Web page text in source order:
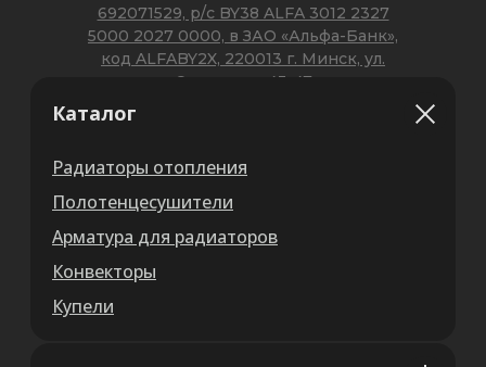
Каталог
Радиаторы отопления
Полотенцесушители
Арматура для радиаторов
Конвекторы
Купели